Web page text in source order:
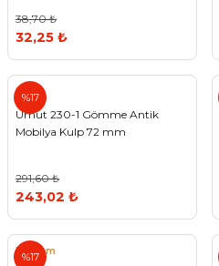
38,70 ₺
32,25 ₺
%17
Umut
Umut 230-1 Gömme Antik
Mobilya Kulp 72 mm
291,60 ₺
243,02 ₺
%17
Reform